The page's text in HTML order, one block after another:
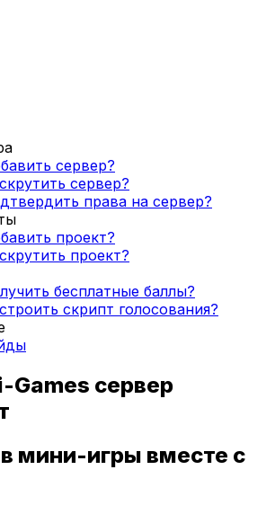
сервер?
сервер?
права на сервер?
проект?
проект?
бесплатные баллы?
скрипт голосования?
Games сервер
мини-игры вместе с